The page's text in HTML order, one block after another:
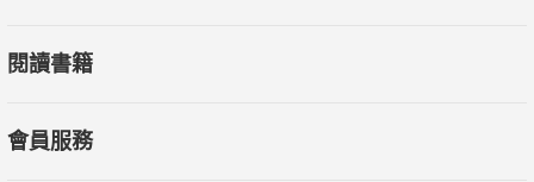
閱讀書籍
會員服務